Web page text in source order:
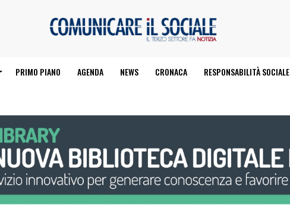
PRIMO PIANO AGENDA NEWS CRONACA RESPONSABILITÀ SOCIALE